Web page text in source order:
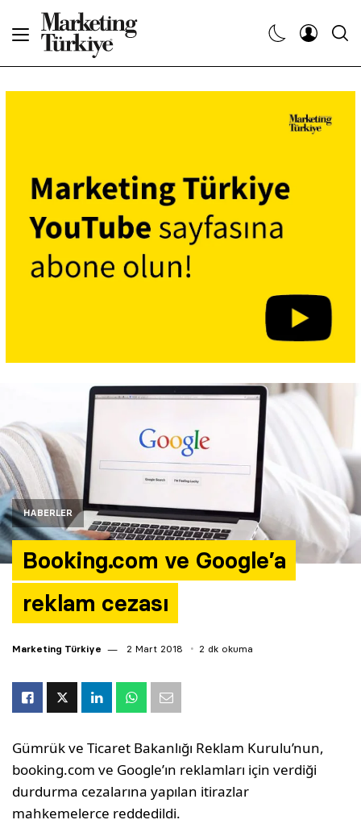
HABERLER
Booking.com ve Google’a
reklam cezası
Marketing Türkiye 2 Mart 2018 2 dk okuma
Gümrük ve Ticaret Bakanlığı Reklam Kurulu’nun,
booking.com ve Google’ın reklamları için verdiği
durdurma cezalarına yapılan itirazlar
mahkemelerce reddedildi.
Dergiler
Etkinlikler
Araştırma